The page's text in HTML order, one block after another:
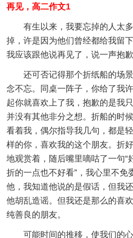
再见，高二作文1
有生以来，我要忘掉的人太
掉，许是因为他们曾经都给我留
我应该跟他说再见了，说一声抱歉
还可否记得那个折纸船的场
念不忘。同桌一阵子，你给了我
起你就喜欢上了我，抱歉的是我
并没有其他非分之想。折船的时
看着我，偶尔指导我几句，都是
样的你，喜欢我的这个朋友。折
地观赏着，随后嘴里嘀咕了一句“
折的一点也不好看”，我心里不免
他，我知道他说的是假话，但我
他胡乱造谣。但我还是那么的喜
纯善良的朋友。
可能时间的推移，使我们的